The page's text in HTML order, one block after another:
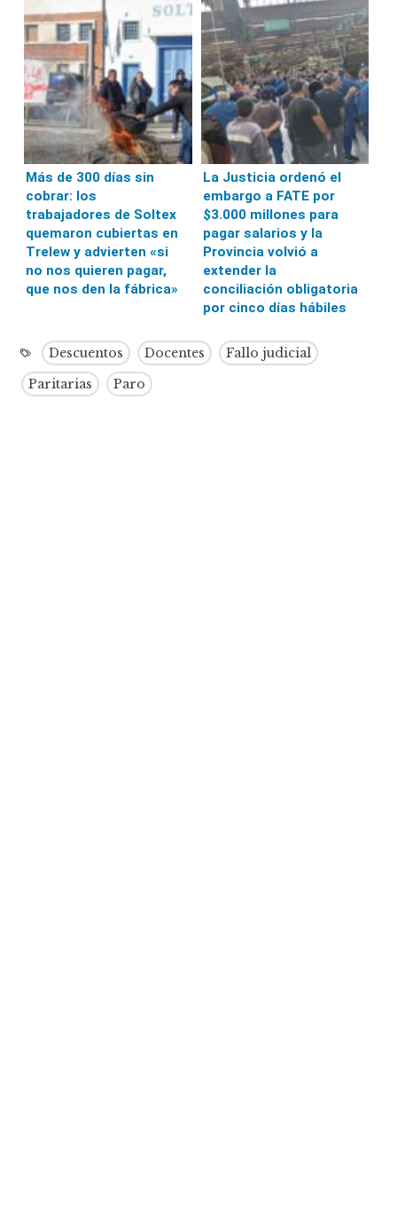
Más de 300 días sin
cobrar: los
trabajadores de Soltex
quemaron cubiertas en
Trelew y advierten «si
no nos quieren pagar,
que nos den la fábrica»
La Justicia ordenó el
embargo a FATE por
$3.000 millones para
pagar salarios y la
Provincia volvió a
extender la
conciliación obligatoria
por cinco días hábiles
Descuentos Docentes
Fallo judicial
Paritarias
Paro